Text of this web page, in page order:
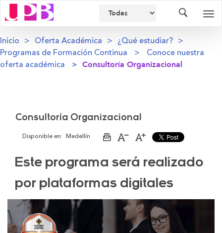
Inicio Oferta Académica
¿Qué estudiar?
Programas de Formación Continua
Conoce nuestra
oferta académica
Consultoría Organizacional
Consultoría Organizacional
Disponible en: Medellín
ImprimirAumentar
de
la
letra
Disminuir
de
la
letra
Este programa será realizado
por plataformas digitales